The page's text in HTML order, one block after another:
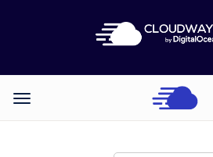
Categories